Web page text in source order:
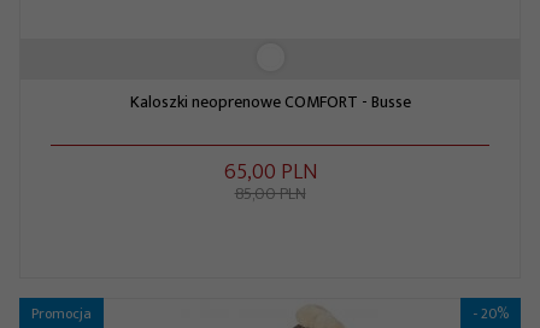
Kaloszki neoprenowe COMFORT - Busse
65,00 PLN
85,00 PLN
Promocja - 20%